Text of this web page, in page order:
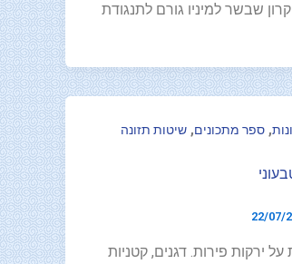
שבשר למיניו גורם לתנגודת
,ספר מתכונים,שיטות תזונה
22/07/
ירקות פירות. דגנים, קטניות